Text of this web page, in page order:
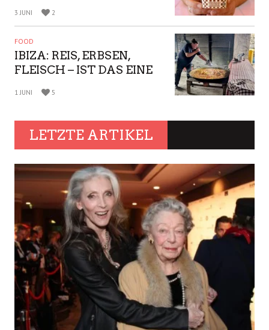
TIM MÄLZER BEI „BÖHMI
BRUTZELT“ ÜBER VERACHTUNG IN
DER BRANCHE
SECONDS TO NAPOLI –
4 JUNI 1
FOOD
WARUM DAS EIS ESSEN
VON TIM MÄLZER IM
SOMMER SINN MACHT
UND WIE WIR DAS
LIEBEN
2
FOOD
IBIZA: REIS, ERBSEN,
FLEISCH – IST DAS EINE
DER BESTEN PAELLAS
DER WELT?
1 JUNI 5